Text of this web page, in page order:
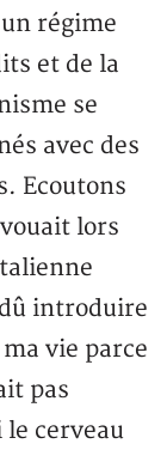
régime
et de la
se
avec des
Ecoutons
lors
introduire
vie parce
pas
cerveau